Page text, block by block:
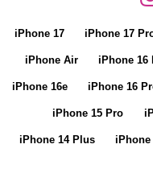
iPhone 17 iPhone 17
iPhone Air iPhone 16
iPhone 16e iPhone 16
iPhone 15 Pro
iPhone 14 Plus iPhone